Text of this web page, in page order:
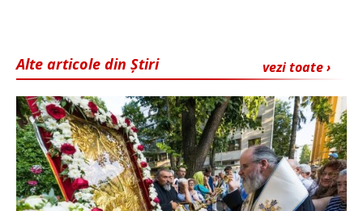
vezi toate ›
Alte articole din Știri